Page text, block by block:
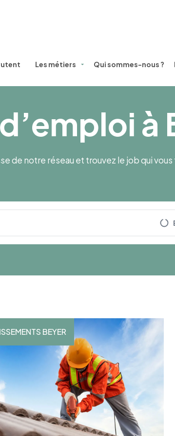
Les métiers Qui sommes-nous ?
à
de notre réseau et trouvez le job qui
BEYER